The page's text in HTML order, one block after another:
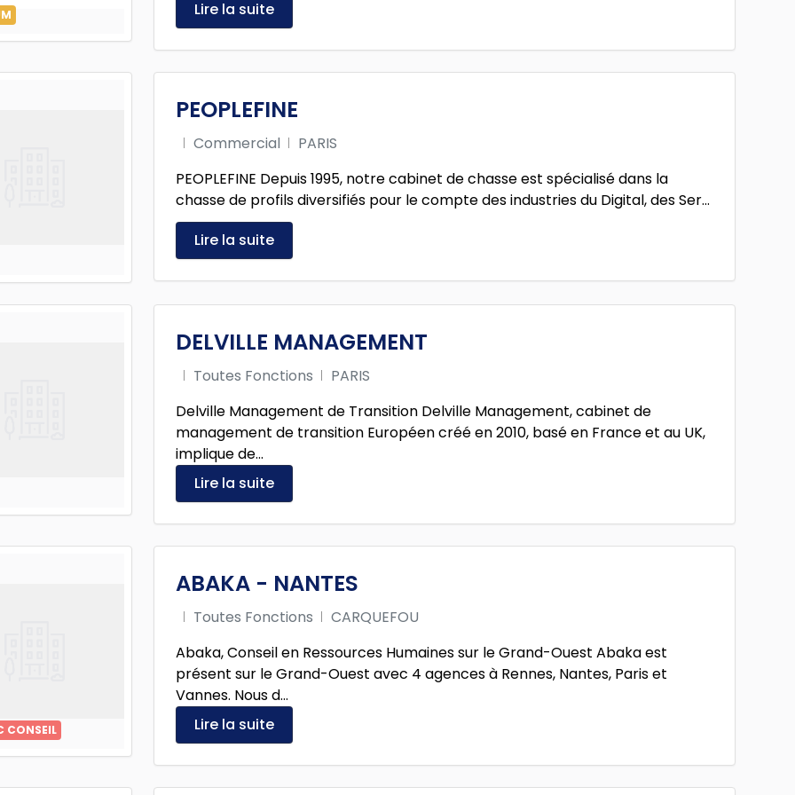
Lire la suite
PEOPLEFINE
Commercial
PARIS
PEOPLEFINE Depuis 1995, notre cabinet de chasse est spécialisé dans la
chasse de profils diversifiés pour le compte des industries du Digital, des Ser...
Lire la suite
DELVILLE MANAGEMENT
Toutes Fonctions
PARIS
Delville Management de Transition Delville Management, cabinet de
management de transition Européen créé en 2010, basé en France et au UK,
implique de...
Lire la suite
CONSEIL
ABAKA - NANTES
Toutes Fonctions
CARQUEFOU
Abaka, Conseil en Ressources Humaines sur le Grand-Ouest Abaka est
présent sur le Grand-Ouest avec 4 agences à Rennes, Nantes, Paris et
Vannes. Nous d...
Lire la suite